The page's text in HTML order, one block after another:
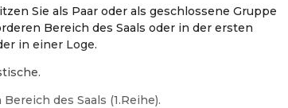
Sie als Paar oder als geschlossene Gruppe
Bereich des Saals oder in der ersten
in einer Loge.
des Saals (1.Reihe).